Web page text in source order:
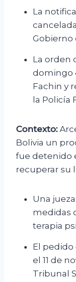
La
Gobierno
La orden
domingo
Fachin y
la Policía
Contexto:
Bolivia un
fue detenido
recuperar su
Una
medidas
terapia
El
el 11 de
Tribunal